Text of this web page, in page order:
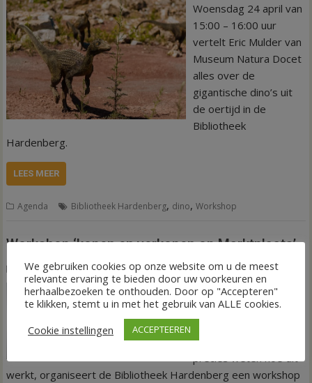
Woensdag 24 april van
15:00 – 16:00 uur
vertelt Eric Mulder van
Museum Natura Docet
alles over de
gigantische dino’s uit
de oertijd in de
Bibliotheek
Hardenberg.
LEES MEER
Agenda Bibliotheek Hardenberg, dino,Workshop
Workshop ‘kopen en verkopen op Marktplaats’
22 maart 2024 Arjen Roelofs
Voor mensen die graag
iets willen kopen of
Marktplaats, maar niet
precies weten hoe dit
werkt, organiseert de Bibliotheek Hardenberg een workshop
We gebruiken cookies op onze website om u de meest
relevante ervaring te bieden door uw voorkeuren en
herhaalbezoeken te onthouden. Door op "Accepteren"
te klikken, stemt u in met het gebruik van ALLE cookies.
Cookie instellingen
ACCEPTEEREN